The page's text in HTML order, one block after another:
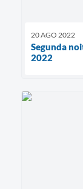
20 AGO 2022
Segunda
2022